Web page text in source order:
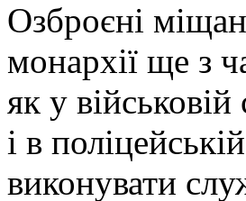
Озброєні
монархії ще з
як у
і в
виконувати